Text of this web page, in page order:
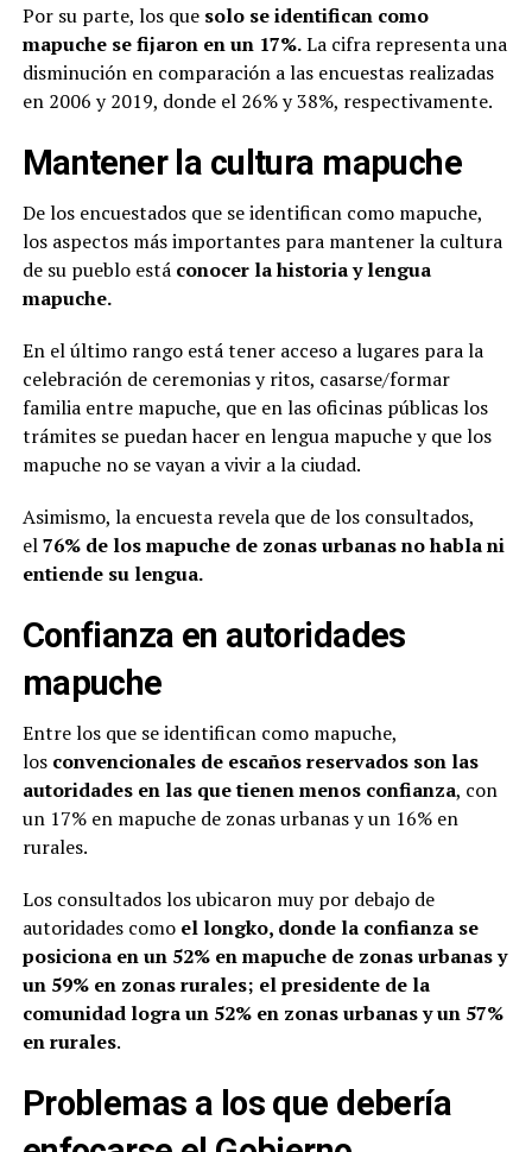
Por su parte, los que solo se identifican como
mapuche se fijaron en un 17%.La cifra representa una
disminución en comparación a las encuestas realizadas
en 2006 y 2019, donde el 26% y 38%, respectivamente.
Mantener la cultura mapuche
De los encuestados que se identifican como mapuche,
los aspectos más importantes para mantener la cultura
de su pueblo estáconocer la historia y lengua
mapuche.
En el último rango está tener acceso a lugares para la
celebración de ceremonias y ritos, casarse/formar
familia entre mapuche, que en las oficinas públicas los
trámites se puedan hacer en lengua mapuche y que los
mapuche no se vayan a vivir a la ciudad.
Asimismo, la encuesta revela que de los consultados,
el76% de los mapuche de zonas urbanas no habla ni
entiende su lengua.
Confianza en autoridades
mapuche
Entre los que se identifican como mapuche,
los convencionales de escaños reservados son las
autoridades en las que tienen menos confianza, con
un 17% en mapuche de zonas urbanas y un 16% en
rurales.
Los consultados los ubicaron muy por debajo de
autoridades como el longko, donde la confianza se
posiciona en un 52% en mapuche de zonas urbanas y
un 59% en zonas rurales; el presidente de la
comunidad logra un 52% en zonas urbanas y un 57%
en rurales.
Problemas a los que debería